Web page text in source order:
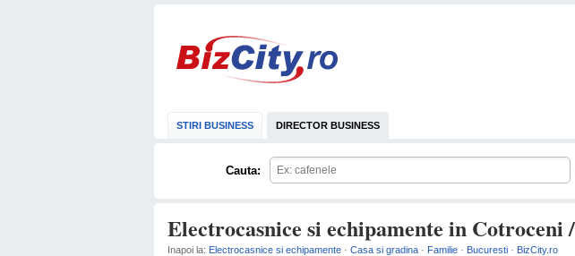
STIRI BUSINESS DIRECTOR BUSINESS
Cauta:
Electrocasnice si echipamente in Cotroceni
Inapoi la: Electrocasnice si echipamente · Casa si gradina · Familie · Bucuresti · BizCity.ro